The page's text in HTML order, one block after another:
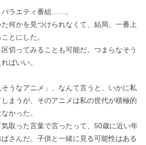
ラエティ番組……。
何かを見つけられなくて、結局、一番上
とにした。
切ってみることも可能だ。つまらなそう
ばいい。
そうなアニメ」、なんて言うと、いかに私
まうが、そのアニメは私の世代が積極的
かった。
取った言葉で言ったって、50歳に近い年
さんだ。子供と一緒に見る可能性はある